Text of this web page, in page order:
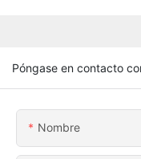
Póngase en contacto
Nombre